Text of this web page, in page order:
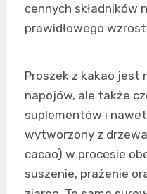
cennych składników
prawidłowego
Proszek z kakao jest
napojów, ale także
suplementów i
wytworzony z
cacao) w procesie
suszenie, prażenie